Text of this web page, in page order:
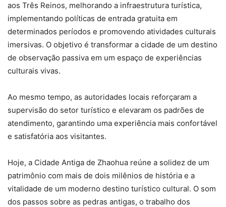
aos Três Reinos, melhorando a infraestrutura turística,
implementando políticas de entrada gratuita em
determinados períodos e promovendo atividades culturais
imersivas. O objetivo é transformar a cidade de um destino
de observação passiva em um espaço de experiências
culturais vivas.
Ao mesmo tempo, as autoridades locais reforçaram a
supervisão do setor turístico e elevaram os padrões de
atendimento, garantindo uma experiência mais confortável
e satisfatória aos visitantes.
Hoje, a Cidade Antiga de Zhaohua reúne a solidez de um
patrimônio com mais de dois milênios de história e a
vitalidade de um moderno destino turístico cultural. O som
dos passos sobre as pedras antigas, o trabalho dos